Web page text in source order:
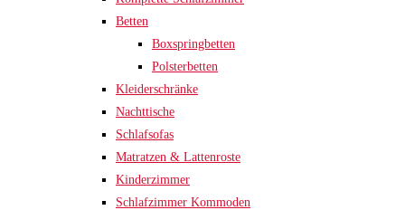
Betten
Boxspringbetten
Polsterbetten
Kleiderschränke
Nachttische
Schlafsofas
Matratzen & Lattenroste
Kinderzimmer
Schlafzimmer Kommoden